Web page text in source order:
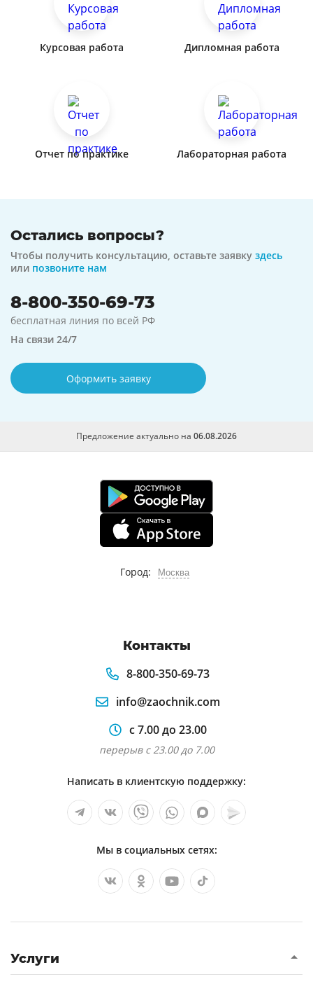
Курсовая работа Дипломная работа
Отчет по практике Лабораторная работа
Остались вопросы?
Чтобы получить консультацию, оставьте заявку здесь
или позвоните нам
8-800-350-69-73
бесплатная линия по всей РФ
На связи 24/7
Оформить заявку
Предложение актуально на 06.08.2026
Город: Москва
Контакты
8-800-350-69-73
info@zaochnik.com
с 7.00 до 23.00
перерыв с 23.00 до 7.00
Написать в клиентскую поддержку:
Мы в социальных сетях:
Услуги